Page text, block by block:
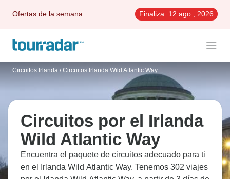
Ofertas de la semana Finaliza: 12 ago., 2026
Circuitos Irlanda / Circuitos Irlanda Wild Atlantic Way
Circuitos por el Irlanda
Wild Atlantic Way
Encuentra el paquete de circuitos adecuado para ti
en el Irlanda Wild Atlantic Way. Tenemos 302 viajes